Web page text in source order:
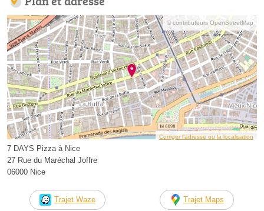
© contributeurs OpenStreetMap
Corriger l’adresse ou la localisation
7 DAYS Pizza à Nice
27 Rue du Maréchal Joffre
06000 Nice
Trajet Waze Trajet Maps